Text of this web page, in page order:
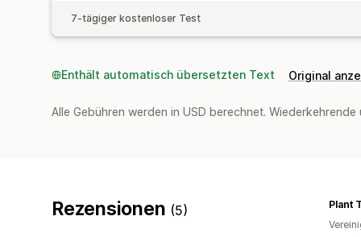
7-tägiger kostenloser Test
Enthält automatisch übersetzten Text Original
Alle Gebühren werden in USD berechnet.
Rezensionen (5)
Plant